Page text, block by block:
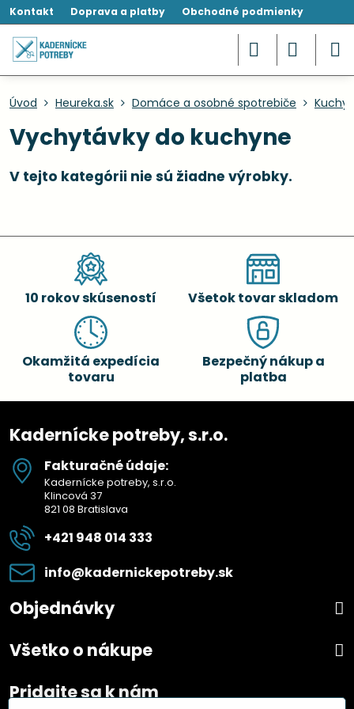
Kontakt Doprava a platby Obchodné podmienky
Úvod Heureka.sk Domáce a osobné spotrebiče
Vychytávky do kuchyne
10 rokov skúseností Všetok tovar skladom
Okamžitá expedícia
tovaru
Bezpečný nákup a
platba
Kadernícke potreby, s.r.o.
Fakturačné údaje:
Kadernícke potreby, s.r.o.
Klincová 37
821 08 Bratislava
+421 948 014 333
info​@kadernickepotreby​.sk
Objednávky
Všetko o nákupe
Pridajte sa k nám